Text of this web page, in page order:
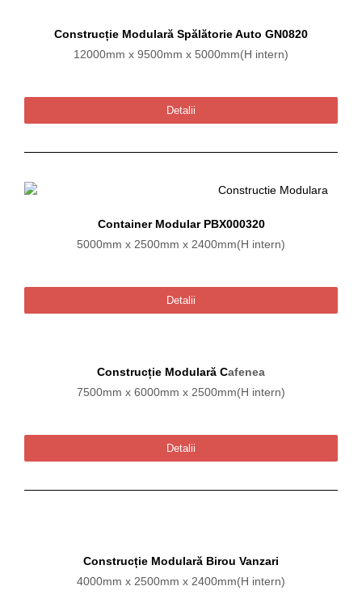
Construcție Modulară Spălătorie Auto GN0820
12000mm x 9500mm x 5000mm(H intern)
Detalii
Container Modular PBX000320
5000mm x 2500mm x 2400mm(H intern)
Detalii
Construcție Modulară Cafenea
7500mm x 6000mm x 2500mm(H intern)
Detalii
Construcție Modulară Birou Vanzari
4000mm x 2500mm x 2400mm(H intern)